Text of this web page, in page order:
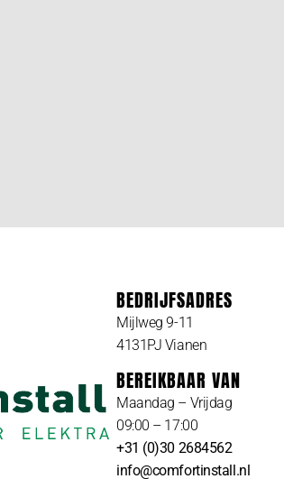
BEDRIJFSADRES
Mijlweg 9-11
4131PJ Vianen
BEREIKBAAR VAN
Maandag – Vrijdag
09:00 – 17:00
+31 (0)30 2684562
info@comfortinstall.nl